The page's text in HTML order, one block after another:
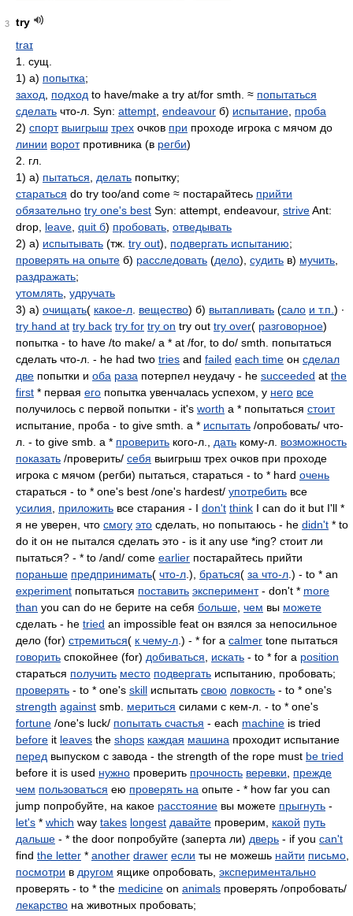
3
try
traɪ
1. сущ.
1) а) попытка;
заход
подход to have/make a try at/for smth. ≈ попытаться
сделать что-л. Syn: attempt endeavour б) испытание проба
2) спорт выигрыш трех очков при проходе игрока с мячом до
линии воротпротивника (в регби)
2. гл.
1) а) пытаться делать попытку;
стараться do try too/and come ≈ постарайтесь прийти
обязательно try one's best Syn: attempt, endeavour, striveAnt:
drop, leave quit б) пробовать отведывать
2) а) испытывать (тж. try out), подвергать испытанию;
проверять на опыте б) расследовать (дело), судить в) мучить
раздражать;
утомлять удручать
3) а) очищать( какое-л вещество) б) вытапливать (сало и т.п. ) ∙
try hand at try back try for try on try out try over( разговорное)
попытка - to have /to make/ a * at /for, to do/ smth. попытаться
сделать что-л. - he had two tries and failed each time он сделал
две попытки и оба раза потерпел неудачу - he succeeded at the
first * первая его попытка увенчалась успехом, у него все
получилось с первой попытки - it's worth a * попытаться стоит
испытание, проба - to give smth. a * испытать /опробовать/ что-
л. - to give smb. a * проверить кого-л., дать кому-л. возможность
показать /проверить/ себя выигрыш трех очков при проходе
игрока с мячом (регби) пытаться, стараться - to * hard очень
стараться - to * one's best /one's hardest/ употребить все
усилия
приложить все старания - I don't think I can do it but I'll *
я не уверен, что смогу это сделать, но попытаюсь - he didn't * to
do it он не пытался сделать это - is it any use *ing? стоит ли
пытаться? - * to /and/ come earlier постарайтесь прийти
пораньше предпринимать( что-л .), браться( за что-л .) - to * an
experiment попытаться поставить эксперимент- don't * more
than you can do не берите на себя больше чем вы можете
сделать - he tried an impossible feat он взялся за непосильное
дело (for) стремиться( к чему-л .) - * for a calmer tone пытаться
говорить спокойнее (for) добиваться искать - to * for a position
стараться получить место подвергать испытанию, пробовать;
проверять - to * one's skill испытать свою ловкость - to * one's
strength against smb. мериться силами с кем-л. - to * one's
fortune /one's luck/ попытать счастья - each machine is tried
before it leaves the shops каждая машина проходит испытание
перед выпуском с завода - the strength of the rope must be tried
before it is used нужно проверить прочность веревки
прежде
чем пользоваться ею проверять на опыте - * how far you can
jump попробуйте, на какое расстояние вы можете прыгнуть -
let's * which way takes longest давайте проверим, какой путь
дальше - * the door попробуйте (заперта ли) дверь - if you can't
find the letter * another drawer если ты не можешь найти письмо
посмотри в другом ящике опробовать, экспериментально
проверять - to * the medicine on animals проверять /опробовать/
лекарство на животных пробовать;